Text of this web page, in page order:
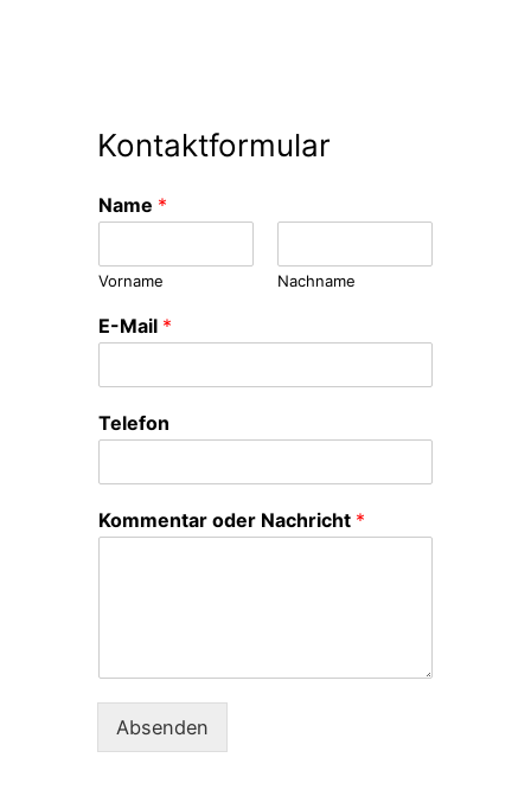
Kontaktformular
Name *
Vorname Nachname
E-Mail *
Telefon
Kommentar oder Nachricht *
Absenden